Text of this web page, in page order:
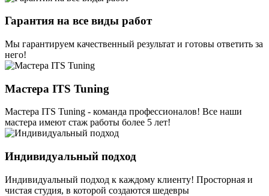
Гарантия на все виды работ
Мы гарантируем качественный результат и готовы ответить за
него!
Мастера ITS Tuning
Мастера ITS Tuning - команда профессионалов! Все наши
мастера имеют стаж работы более 5 лет!
Индивидуальный подход
Индивидуальный подход к каждому клиенту! Просторная и
чистая студия, в которой создаются шедевры